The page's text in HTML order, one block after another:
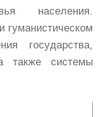
населения.
гуманистическом
государства,
также системы